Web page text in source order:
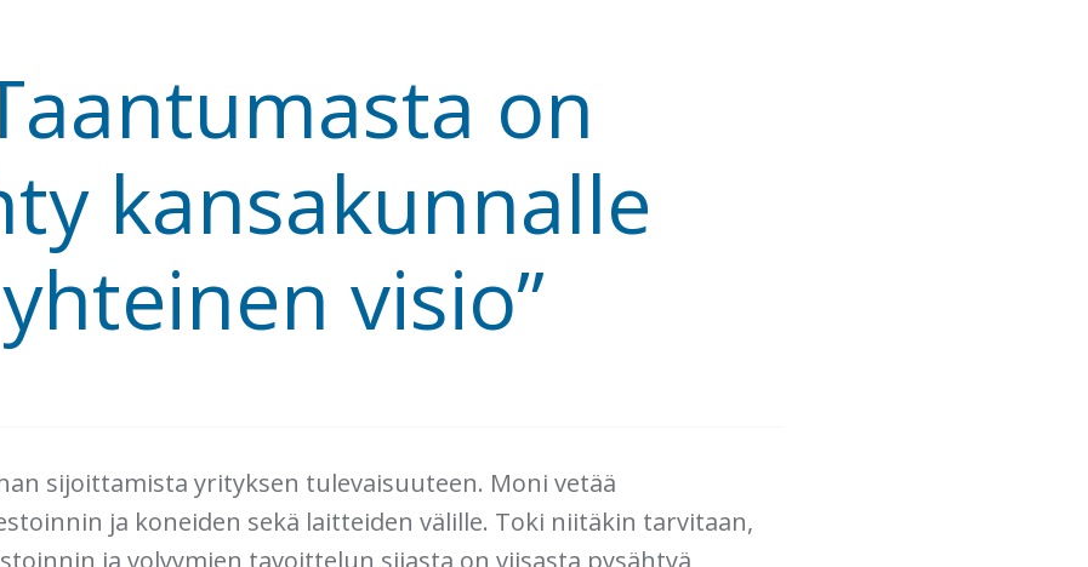
on
kansakunnalle
yhteinen visio”
sijoittamista yrityksen tulevaisuuteen. Moni vetää
ja koneiden sekä laitteiden välille. Toki niitäkin tarvitaan,
ja volyymien tavoittelun sijasta on viisasta pysähtyä